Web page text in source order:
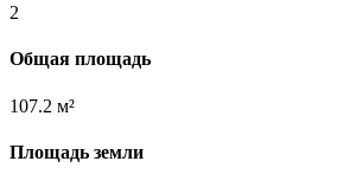
2
Общая площадь
107.2 м²
Площадь земли